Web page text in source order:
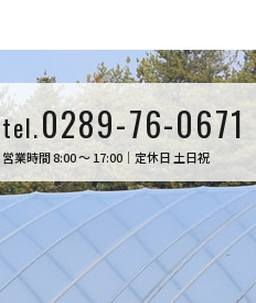
tel.0289-76-0671
営業時間 8:00 ～ 17:00｜定休日 土日祝